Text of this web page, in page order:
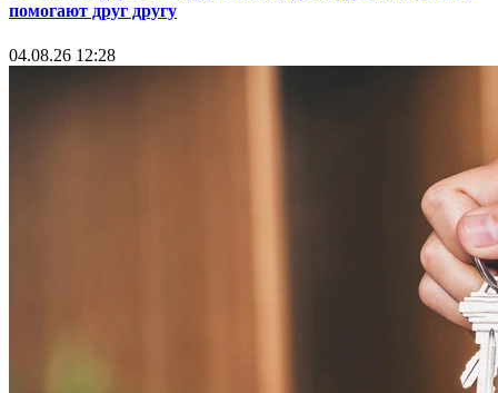
помогают друг другу
04.08.26 12:28